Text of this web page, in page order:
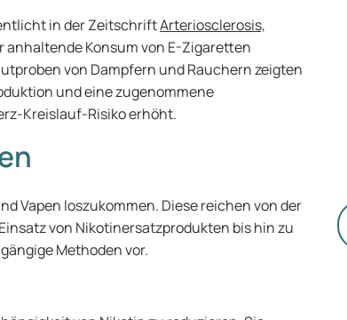
in der ZeitschriftArteriosclerosis,
anhaltende Konsum von E-Zigaretten
von Dampfern und Rauchern zeigten
und eine zugenommene
Kreislauf-Risiko erhöht.
Vapen loszukommen. Diese reichen von der
von Nikotinersatzprodukten bis hin zu
Methoden vor.